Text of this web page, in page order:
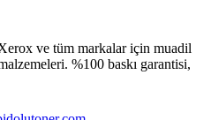
ve tüm markalar için muadil
%100 baskı garantisi,